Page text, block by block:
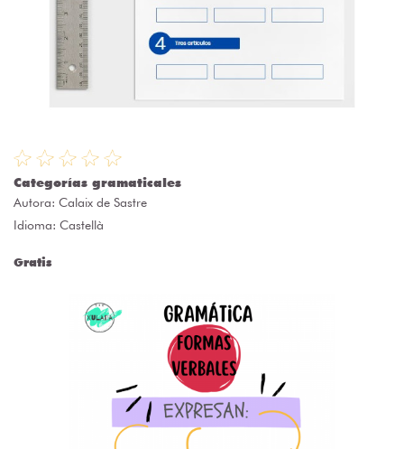
Categorías gramaticales
Autora: Calaix de Sastre
Idioma: Castellà
Gratis